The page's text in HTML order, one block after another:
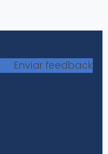
Enviar feedback